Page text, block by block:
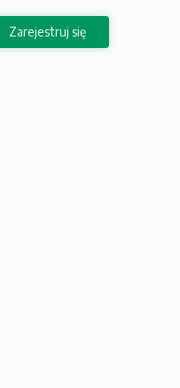
Zarejestruj się